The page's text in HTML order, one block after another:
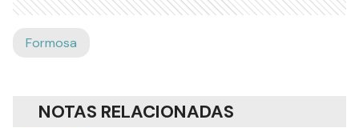
Formosa
NOTAS RELACIONADAS